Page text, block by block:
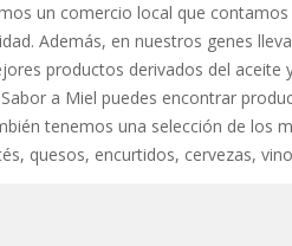
un comercio local que
Además, en nuestros genes
productos derivados del aceite
Sabor a Miel puedes encontrar
tenemos una selección de los
quesos, encurtidos, cervezas,